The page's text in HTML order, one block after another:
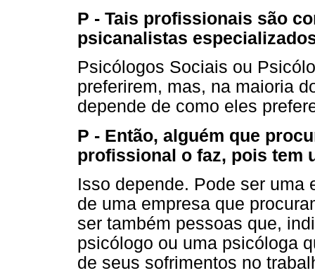
P - Tais profissionais são
psicanalistas
Psicólogos Sociais ou
preferirem, mas, na maioria
depende de como eles
P - Então, alguém que
profissional o faz, pois tem
Isso depende. Pode ser uma
de uma empresa que
ser também pessoas que,
psicólogo ou uma psicóloga
de seus sofrimentos no